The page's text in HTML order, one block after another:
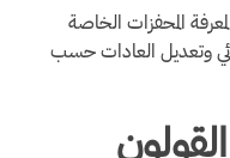
المحفزات الخاصة
وتعديل العادات حسب